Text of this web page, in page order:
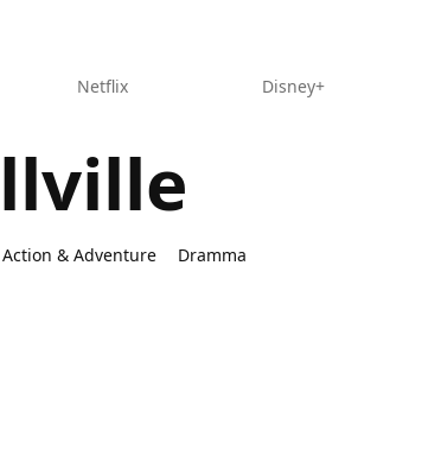
Netflix Disney+
Action & Adventure Dramma